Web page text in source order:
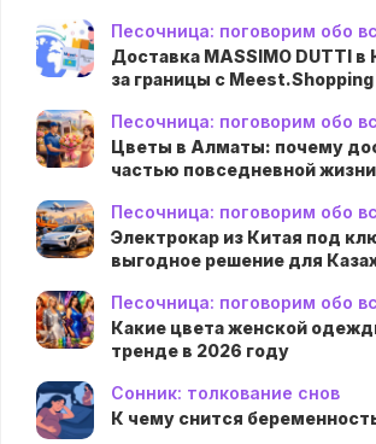
Песочница: поговорим обо
Доставка MASSIMO DUTTI в
за границы с Meest.Shopping
Песочница: поговорим обо
Цветы в Алматы: почему
частью повседневной
Песочница: поговорим обо
Электрокар из Китая под
выгодное решение для
Песочница: поговорим обо
Какие цвета женской
тренде в 2026 году
Сонник: толкование снов
К чему снится